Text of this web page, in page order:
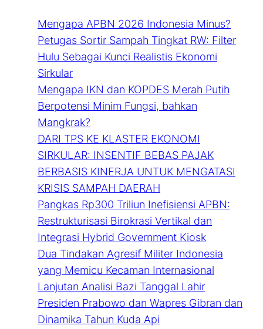
Mengapa APBN 2026 Indonesia Minus?
Petugas Sortir Sampah Tingkat RW: Filter
Hulu Sebagai Kunci Realistis Ekonomi
Sirkular
Mengapa IKN dan KOPDES Merah Putih
Berpotensi Minim Fungsi, bahkan
Mangkrak?
DARI TPS KE KLASTER EKONOMI
SIRKULAR: INSENTIF BEBAS PAJAK
BERBASIS KINERJA UNTUK MENGATASI
KRISIS SAMPAH DAERAH
Pangkas Rp300 Triliun Inefisiensi APBN:
Restrukturisasi Birokrasi Vertikal dan
Integrasi Hybrid Government Kiosk
Dua Tindakan Agresif Militer Indonesia
yang Memicu Kecaman Internasional
Lanjutan Analisi Bazi Tanggal Lahir
Presiden Prabowo dan Wapres Gibran dan
Dinamika Tahun Kuda Api